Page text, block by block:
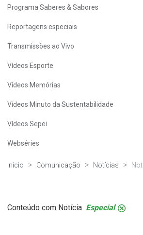
Programa Saberes & Sabores
Reportagens especiais
Transmissões ao Vivo
Vídeos Esporte
Vídeos Memórias
Vídeos Minuto da Sustentabilidade
Vídeos Sepei
Webséries
Início Comunicação Notícias
Conteúdo com Notícia Especial .